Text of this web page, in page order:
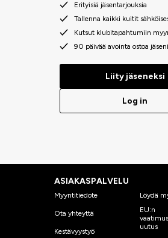
Erityisiä jäsentarjouksia
Tallenna kaikki kuitit
Kutsut klubitapahtumiin
90 päivää avointa ostoa
Liity jäseneksi
Log in
ASIAKASPALVELU
Myyntitiedote
Ota yhteyttä
Kestävyystyö
Löydä
EU:n
uutus